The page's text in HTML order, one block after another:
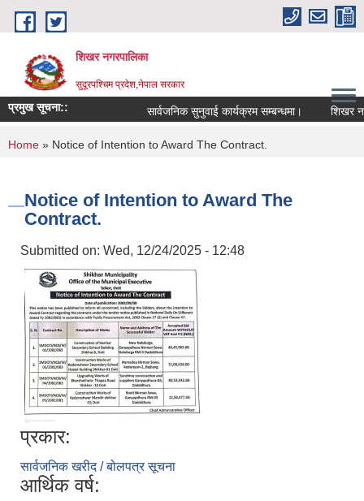
Skip to main content
शिखर नगरपालिका
सुदूरपश्चिम प्रदेश,नेपाल सरकार
प्रमुख सूचना:: सार्वजनिक सुनुवाई कार्यक्रम सम्बन्धमा। शिखर
You are here
Home » Notice of Intention to Award The Contract.
Notice of Intention to Award The
Contract.
Submitted on: Wed, 12/24/2025 - 12:48
प्रकार:
सार्वजनिक खरीद / बोलपत्र सूचना
आर्थिक वर्ष: